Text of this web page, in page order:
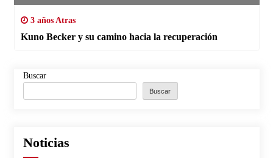
3 años Atras
Kuno Becker y su camino hacia la recuperación
Buscar
Buscar
Noticias